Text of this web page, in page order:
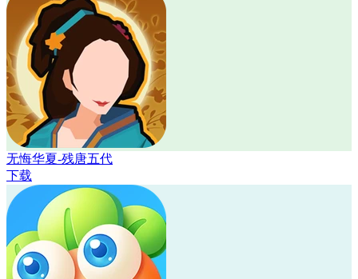
无悔华夏-残唐五代
下载